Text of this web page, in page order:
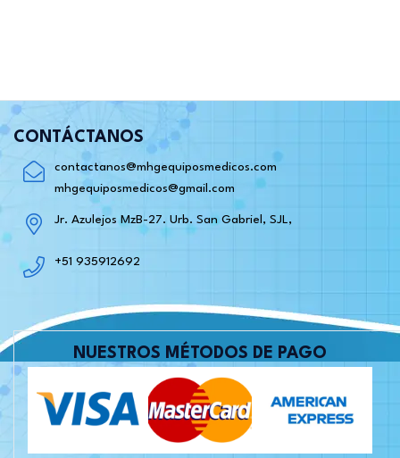
CONTÁCTANOS
contactanos@mhgequiposmedicos.com
mhgequiposmedicos@gmail.com
Jr. Azulejos MzB-27. Urb. San Gabriel, SJL,
+51 935912692
NUESTROS MÉTODOS DE PAGO